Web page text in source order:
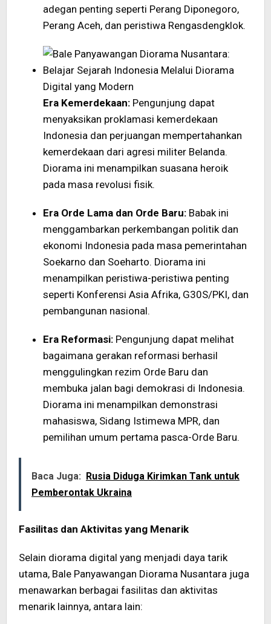
adegan penting seperti Perang Diponegoro,
Perang Aceh, dan peristiwa Rengasdengklok.
Era Kemerdekaan: Pengunjung dapat
menyaksikan proklamasi kemerdekaan
Indonesia dan perjuangan mempertahankan
kemerdekaan dari agresi militer Belanda.
Diorama ini menampilkan suasana heroik
pada masa revolusi fisik.
Era Orde Lama dan Orde Baru: Babak ini
menggambarkan perkembangan politik dan
ekonomi Indonesia pada masa pemerintahan
Soekarno dan Soeharto. Diorama ini
menampilkan peristiwa-peristiwa penting
seperti Konferensi Asia Afrika, G30S/PKI, dan
pembangunan nasional.
Era Reformasi: Pengunjung dapat melihat
bagaimana gerakan reformasi berhasil
menggulingkan rezim Orde Baru dan
membuka jalan bagi demokrasi di Indonesia.
Diorama ini menampilkan demonstrasi
mahasiswa, Sidang Istimewa MPR, dan
pemilihan umum pertama pasca-Orde Baru.
Baca Juga: Rusia Diduga Kirimkan Tank untuk
Pemberontak Ukraina
Fasilitas dan Aktivitas yang Menarik
Selain diorama digital yang menjadi daya tarik
utama, Bale Panyawangan Diorama Nusantara juga
menawarkan berbagai fasilitas dan aktivitas
menarik lainnya, antara lain: